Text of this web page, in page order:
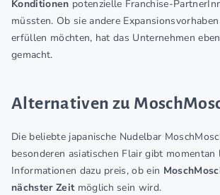
Konditionen potenzielle Franchise-
müssten. Ob sie andere
erfüllen möchten, hat das Unternehmen
gemacht.
Alternativen zu
Die beliebte japanische Nudelbar
besonderen asiatischen Flair gibt momentan
Informationen dazu preis, ob ein
nächster Zeit möglich sein wird.